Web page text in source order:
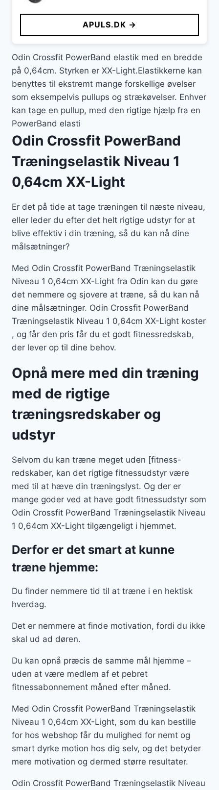
pris
80 kr..
pris
er:
43 kr..
APULS.DK →
Odin Crossfit PowerBand elastik med en bredde
på 0,64cm. Styrken er XX-Light.Elastikkerne kan
benyttes til ekstremt mange forskellige øvelser
som eksempelvis pullups og strækøvelser. Enhver
kan tage en pullup, med den rigtige hjælp fra en
PowerBand elasti
Odin Crossfit PowerBand
Træningselastik Niveau 1
0,64cm XX-Light
Er det på tide at tage træningen til næste niveau,
eller leder du efter det helt rigtige udstyr for at
blive effektiv i din træning, så du kan nå dine
målsætninger?
Med Odin Crossfit PowerBand Træningselastik
Niveau 1 0,64cm XX-Light fra Odin kan du gøre
det nemmere og sjovere at træne, så du kan nå
dine målsætninger. Odin Crossfit PowerBand
Træningselastik Niveau 1 0,64cm XX-Light koster
, og får den pris får du et godt fitnessredskab,
der lever op til dine behov.
Opnå mere med din træning
med de rigtige
træningsredskaber og
udstyr
Selvom du kan træne meget uden [fitness-
redskaber, kan det rigtige fitnessudstyr være
med til at hæve din træningslyst. Og der er
mange goder ved at have godt fitnessudstyr som
Odin Crossfit PowerBand Træningselastik Niveau
1 0,64cm XX-Light tilgængeligt i hjemmet.
Derfor er det smart at kunne
træne hjemme:
Du finder nemmere tid til at træne i en hektisk
hverdag.
Det er nemmere at finde motivation, fordi du ikke
skal ud ad døren.
Du kan opnå præcis de samme mål hjemme –
uden at være medlem af et pebret
fitnessabonnement måned efter måned.
Med Odin Crossfit PowerBand Træningselastik
Niveau 1 0,64cm XX-Light, som du kan bestille
for hos webshop får du mulighed for nemt og
smart dyrke motion hos dig selv, og det betyder
mere motivation og dermed større resultater.
Odin Crossfit PowerBand Træningselastik Niveau